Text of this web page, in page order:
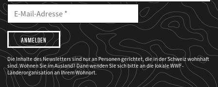
E-
Mailadresse
E-
Adresse
Ich
möchte,
dass
der
WWF
mich
über
seine
Projekte
informiert.
Die Inhalte des Newsletters sind nur an Personen gerichtet, die in der Schweiz wohnhaft
sind. Wohnen Sie im Ausland? Dann wenden Sie sich bitte an die lokale WWF-
Länderorganisation an Ihrem Wohnort.